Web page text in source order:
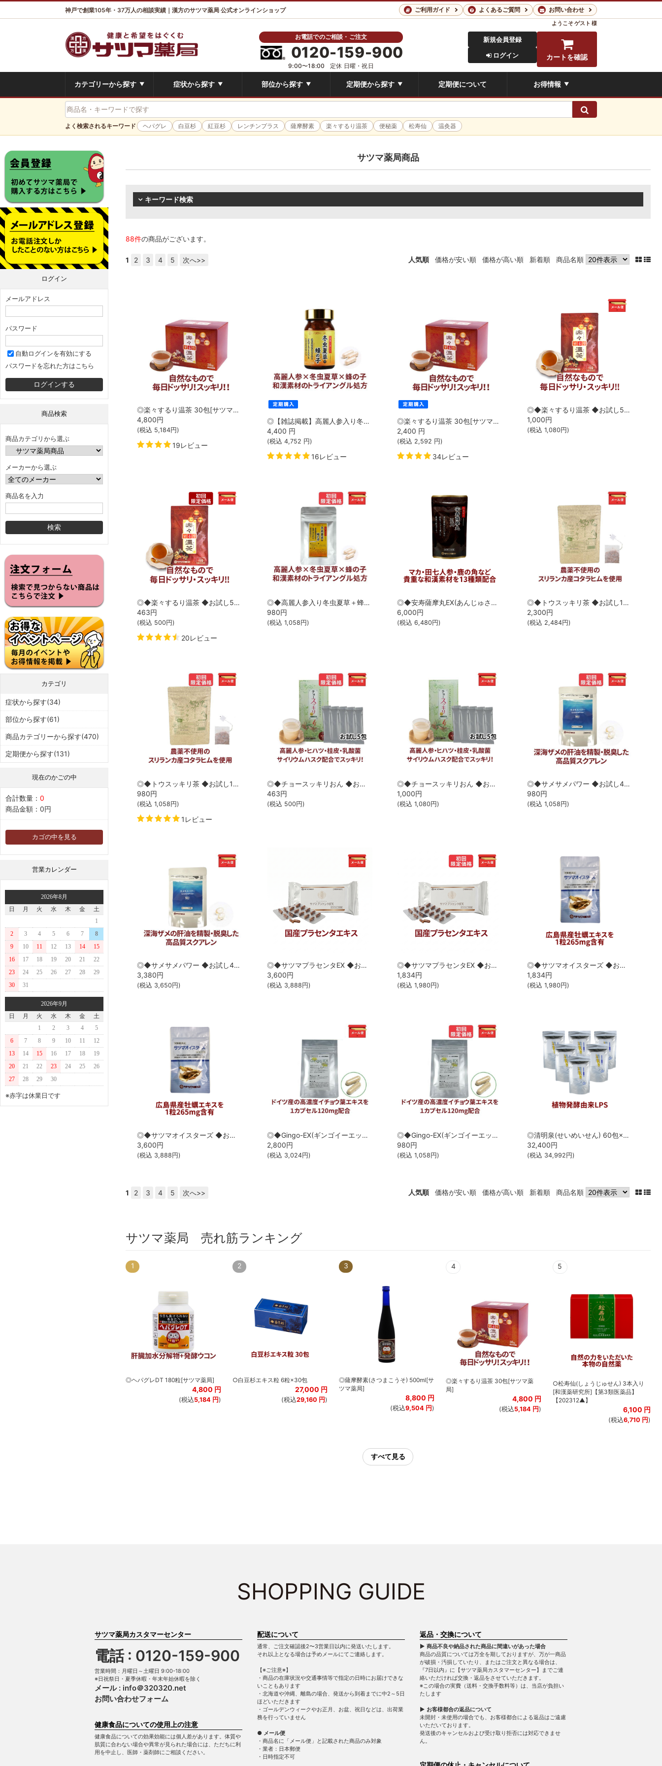
神戸で創業105年・37万人の相談実績｜漢方のサツマ薬局 公式オンラインショップ ご利用ガイド よくあるご質問 お問い合わせ
お電話でのご相談・ご注文
0120-159-900
9:00〜18:00 定休 日曜・祝日
ようこそゲスト 様
新規会員登録
ログイン
カートを確認
カテゴリーから探す ▼ 症状から探す ▼ 部位から探す ▼ 定期便から探す ▼ 定期便について お得情報 ▼
検索
よく検索されるキーワード ヘパグレ 白豆杉 紅豆杉 レンチンプラス 薩摩酵素 楽々するり温茶 便秘薬 松寿仙 温灸器
ログイン
メールアドレス
パスワード
自動ログインを有効にする
パスワードを忘れた方はこちら
商品検索
商品カテゴリから選ぶ
メーカーから選ぶ
商品名を入力
カテゴリ
症状から探す(34)
部位から探す(61)
商品カテゴリーから探す(470)
定期便から探す(131)
現在のかごの中
合計数量： 0
商品金額： 0円
カゴの中を見る
営業カレンダー
2026年8月
日
月 火 水 木 金
土
1
2
3 4 5 6 7
8
9
10 11 12 13 14
15
16
17 18 19 20 21
22
23
24 25 26 27 28
29
30
31
2026年9月
日
月 火 水 木 金
土
1
2 3 4
5
6
7 8 9 10 11
12
13
14 15 16 17 18
19
20
21 22 23 24 25
26
27
28 29 30
※赤字は休業日です
サツマ薬局商品
キーワード検索
88件の商品がございます。
人気順 価格が安い順 価格が高い順 新着順 商品名順
1 2 3 4 5 次へ>>
◎楽々するり温茶 30包[サツマ薬局]
4,800円
(税込 5,184円)
19レビュー
◎【雑誌掲載】高麗人参入り冬虫夏草＋蜂の子 90カプセル [サツマ薬局]【定期便初回半額】
4,400 円
(税込4,752 円)
16レビュー
◎楽々するり温茶 30包[サツマ薬局]【定期便初回半額】
2,400 円
(税込 2,592 円)
34レビュー
◎◆楽々するり温茶 ◆お試し5包[サツマ薬局]【メール便なら送料無料】
1,000円
(税込1,080円)
◎◆楽々するり温茶 ◆お試し5包[サツマ薬局]【1家族様1回限り】【メール便なら送料無料】
463円
(税込 500円)
20レビュー
◎◆高麗人参入り冬虫夏草＋蜂の子 ◆お試し30カプセル[サツマ薬局]【1家族様1回限り】【メール便なら送料無料】
980円
(税込1,058円)
◎◆安寿薩摩丸EX(あんじゅさつまがんイーエックス) ◆お試し240粒[サツマ薬局]【メール便なら送料無料】
6,000円
(税込6,480円)
◎◆トウスッキリ茶 ◆お試し15包[サツマ薬局]【メール便なら送料無料】
2,300円
(税込 2,484円)
◎◆トウスッキリ茶 ◆お試し15包[サツマ薬局]【1家族様1回限り】【メール便なら送料無料】
980円
(税込1,058円)
1レビュー
◎◆チョースッキリおん ◆お試し5包[サツマ薬局]【1家族様1回限り】【メール便なら送料無料】
463円
(税込 500円)
◎◆チョースッキリおん ◆お試し5包[サツマ薬局]【メール便なら送料無料】
1,000円
(税込1,080円)
◎◆サメサメパワー ◆お試し40カプセル[サツマ薬局]【1家族様1回限り】【メール便なら送料無料】
980円
(税込1,058円)
◎◆サメサメパワー ◆お試し40カプセル[サツマ薬局]【メール便なら送料無料】
3,380円
(税込 3,650円)
◎◆サツマプラセンタEX ◆お試し30カプセル[サツマ薬局]【メール便なら送料無料】
3,600円
(税込 3,888円)
◎◆サツマプラセンタEX ◆お試し30カプセル[サツマ薬局]【1家族様1回限り】【メール便なら送料無料】
1,834円
(税込1,980円)
◎◆サツマオイスターズ ◆お試し40粒[サツマ薬局]【1家族様1回限り】【メール便なら送料無料】
1,834円
(税込1,980円)
◎◆サツマオイスターズ ◆お試し40粒[サツマ薬局]【メール便なら送料無料】
3,600円
(税込 3,888 円)
◎◆Gingo-EX(ギンゴイーエックス) ◆お試し20カプセル[サツマ薬局]【メール便なら送料無料】
2,800円
(税込 3,024円)
◎◆Gingo-EX(ギンゴイーエックス) ◆お試し20カプセル[サツマ薬局]【1家族様1回限り】【メール便なら送料無料】
980円
(税込1,058 円)
◎清明泉(せいめいせん) 60包×6個セット[サツマ薬局]
32,400円
(税込 34,992 円)
人気順 価格が安い順 価格が高い順 新着順 商品名順
1 2 3 4 5 次へ>>
サツマ薬局 売れ筋ランキング
1
◎ヘパグレDT 180粒[サツマ薬局]
4,800 円
(税込5,184 円)
2
○白豆杉エキス粒 6粒×30包
27,000 円
(税込29,160 円)
3
◎薩摩酵素(さつまこうそ) 500ml[サ
ツマ薬局]
8,800 円
(税込9,504 円)
4
◎楽々するり温茶 30包[サツマ薬
局]
4,800 円
(税込5,184 円)
5
○松寿仙(しょうじゅせん) 3本入り
[和漢薬研究所]【第3類医薬品】
【202312▲】
6,100 円
(税込6,710 円)
すべて見る
SHOPPING GUIDE
サツマ薬局カスタマーセンター
電話 : 0120-159-900
営業時間：月曜日～土曜日 9:00-18:00
※日祝祭日・夏季休暇・年末年始休暇を除く
メール : info＠320320.net
お問い合わせフォーム
健康食品についての使用上の注意
健康食品についての効果効能には個人差があります。体質や
肌質に合わない場合や異常が見られた場合には、ただちに利
用を中止し、医師・薬剤師にご相談ください。
配送について
通常、ご注文確認後2〜3営業日以内に発送いたします。
それ以上となる場合は予めメールにてご連絡します。
【※ご注意※】
・商品の在庫状況や交通事情等で指定の日時にお届けできな
いこともあります
・北海道や沖縄、離島の場合、発送から到着までに中2～5日
ほどいただきます
・ゴールデンウィークやお正月、お盆、祝日などは、出荷業
務を行っていません
● メール便
・商品名に「メール便」と記載された商品のみ対象
・業者：日本郵便
・日時指定不可
返品・交換について
▶ 商品不良や納品された商品に間違いがあった場合
商品の品質については万全を期しておりますが、万が一商品
が破損・汚損していたり、またはご注文と異なる場合は、
『7日以内』に【サツマ薬局カスタマーセンター】までご連
絡いただければ交換・返品をさせていただきます。
※この場合の実費（送料・交換手数料等）は、当店が負担い
たします
▶ お客様都合の返品について
未開封・未使用の場合でも、お客様都合による返品はご遠慮
いただいております。
発送後のキャンセルおよび受け取り拒否には対応できませ
ん。